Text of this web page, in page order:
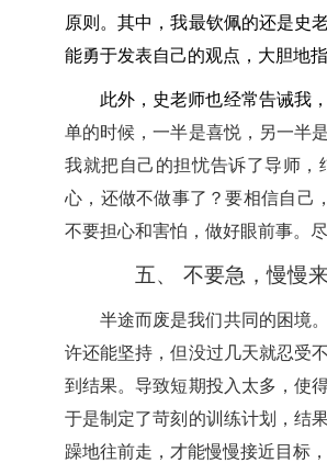
原则。其中，我最钦佩的还是史
能勇于发表自己的观点，大胆地
此外，史老师也经常告诫我
单的时候，一半是喜悦，另一半
我就把自己的担忧告诉了导师，
心，还做不做事了？要相信自己
不要担心和害怕，做好眼前事。
五、 不要急，慢慢
半途而废是我们共同的困境
许还能坚持，但没过几天就忍受
到结果。导致短期投入太多，使
于是制定了苛刻的训练计划，结
躁地往前走，才能慢慢接近目标